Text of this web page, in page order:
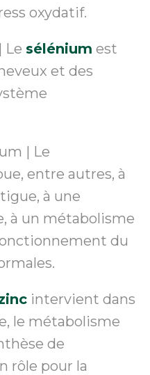
oxydatif.
Le sélénium est
et des
| Le
entre autres, à
à une
à un métabolisme
du
intervient dans
le métabolisme
de
rôle pour la